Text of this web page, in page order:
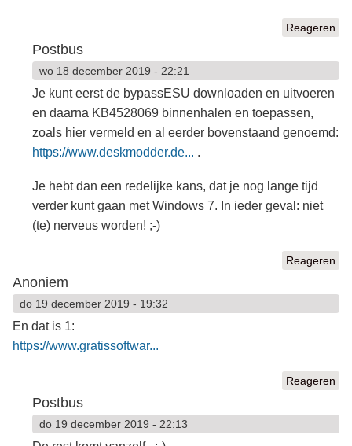
Reageren
Postbus
wo 18 december 2019 - 22:21
Je kunt eerst de bypassESU downloaden en uitvoeren
en daarna KB4528069 binnenhalen en toepassen,
zoals hier vermeld en al eerder bovenstaand genoemd:
https://www.deskmodder.de... .
Je hebt dan een redelijke kans, dat je nog lange tijd
verder kunt gaan met Windows 7. In ieder geval: niet
(te) nerveus worden! ;-)
Reageren
Anoniem
do 19 december 2019 - 19:32
En dat is 1:
https://www.gratissoftwar...
Reageren
Postbus
do 19 december 2019 - 22:13